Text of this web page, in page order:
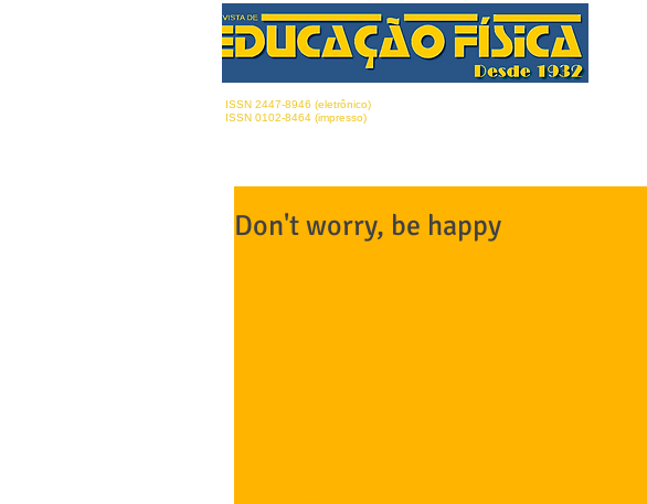
ISSN 2447-8946 (eletrônico)
ISSN 0102-8464 (impresso)
Don't worry, be happy